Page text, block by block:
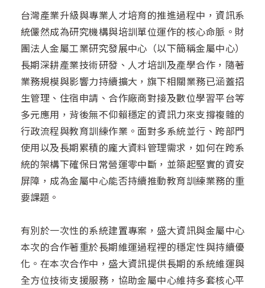
台灣產業升級與專業人才培育的推進過程中，資訊系
統儼然成為研究機構與培訓單位運作的核心命脈。財
團法人金屬工業研究發展中心（以下簡稱金屬中心）
長期深耕產業技術研發、人才培訓及產學合作，隨著
業務規模與影響力持續擴大，旗下相關業務已涵蓋招
生管理、住宿申請、合作廠商對接及數位學習平台等
多元應用，背後無不仰賴穩定的資訊力來支撐複雜的
行政流程與教育訓練作業。面對多系統並行、跨部門
使用以及長期累積的龐大資料管理需求，如何在跨系
統的架構下確保日常營運零中斷，並築起堅實的資安
屏障，成為金屬中心能否持續推動教育訓練業務的重
要課題。
有別於一次性的系統建置專案，盛大資訊與金屬中心
本次的合作著重於長期維運過程裡的穩定性與持續優
化。在本次合作中，盛大資訊提供長期的系統維運與
全方位技術支援服務，協助金屬中心維持多套核心平